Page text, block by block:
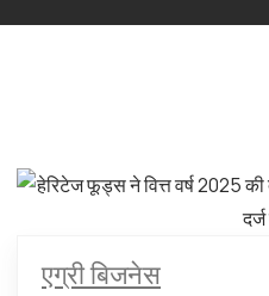
एग्री बिजनेस